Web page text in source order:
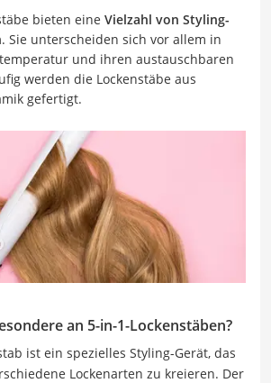
bieten eine Vielzahl von Styling-
. Sie unterscheiden sich vor allem in
und ihren austauschbaren
werden die Lockenstäbe aus
gefertigt.
an 5-in-1-Lockenstäben?
ist ein spezielles Styling-Gerät, das
Lockenarten zu kreieren. Der